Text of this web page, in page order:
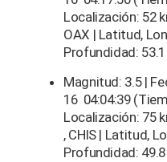
Localización: 52
OAX | Latitud,
Profundidad:
Magnitud: 3.5 |
16 04:04:39
Localización: 75
, CHIS | Latitud,
Profundidad: